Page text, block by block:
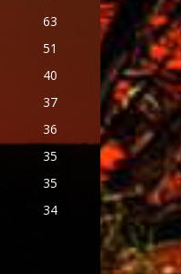
63
51
40
37
36
35
35
34